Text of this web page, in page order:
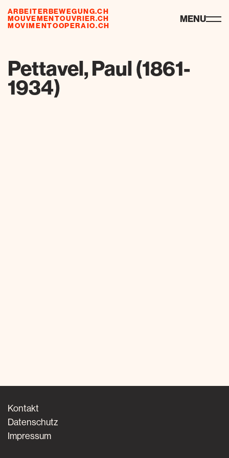
ARBEITERBEWEGUNG.CH
MOUVEMENTOUVRIER.CH
MOVIMENTOOPERAIO.CH
ressourcen MENU
Pettavel, Paul (1861-
1934)
Kontakt
Datenschutz
Impressum